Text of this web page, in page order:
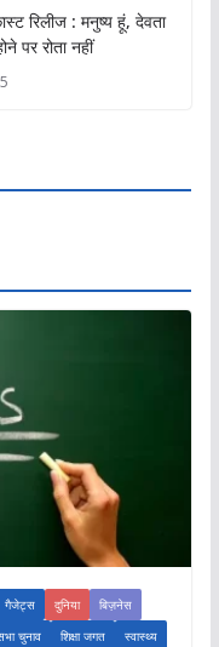
रिलीज : मनुष्य हूं, देवता
पर रोता नहीं
गैजेट्स दुनिया
बिज़नेस
चुनाव शिक्षा जगत स्वास्थ्य